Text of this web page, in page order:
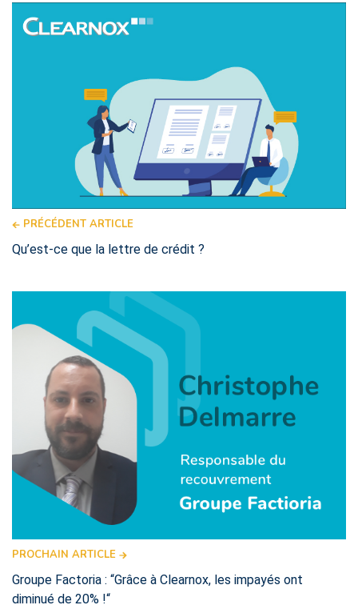
PRÉCÉDENT ARTICLE
Qu’est-ce que la lettre de crédit ?
PROCHAIN ARTICLE
Groupe Factoria : “Grâce à Clearnox, les impayés ont
diminué de 20% !“